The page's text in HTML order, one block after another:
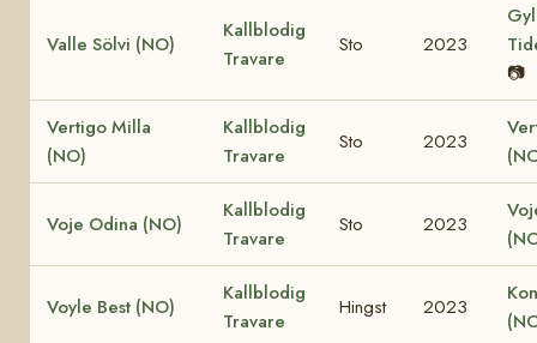
Valle Sölvi (NO)
Kallblodig
Travare
Sto 2023
📷
Vertigo Milla
(NO)
Kallblodig
Travare
Sto 2023
Voje Odina (NO)
Kallblodig
Travare
Sto 2023
Voyle Best (NO)
Kallblodig
Travare
Hingst 2023